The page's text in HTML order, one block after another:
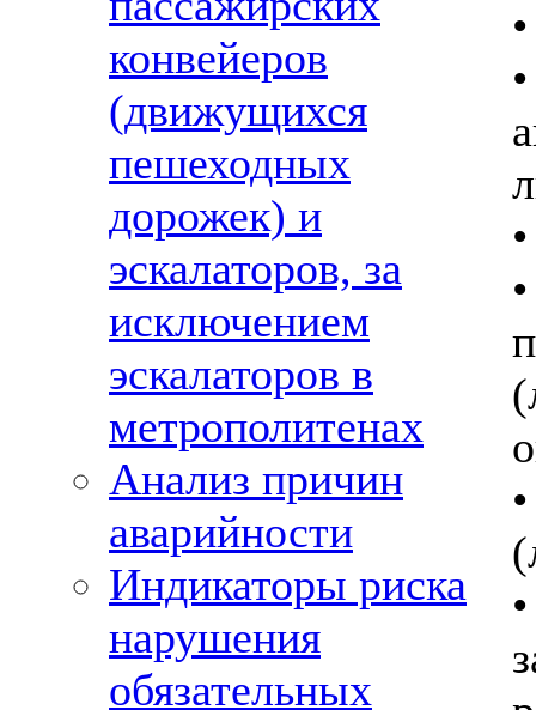
конвейеров
(движущихся
пешеходных
дорожек) и
эскалаторов, за
исключением
эскалаторов в
метрополитенах
Анализ причин
аварийности
Индикаторы риска
нарушения
обязательных